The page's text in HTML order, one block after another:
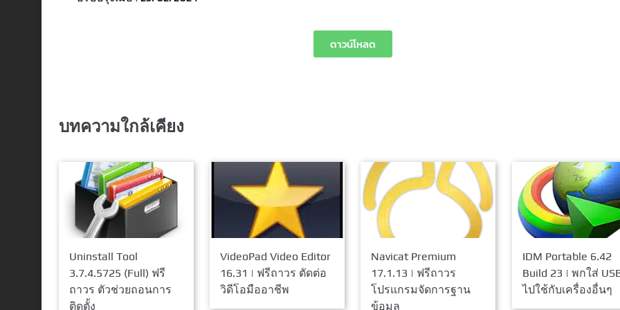
ดาวน์โหลด
บทความใกล้เคียง
Uninstall Tool
3.7.4.5725 (Full) ฟรี
ถาวร ตัวช่วยถอนการ
ติดตั้ง
VideoPad Video Editor
16.31 | ฟรีถาวร ตัดต่อ
วิดีโอมืออาชีพ
Navicat Premium
17.1.13 | ฟรีถาวร
โปรแกรมจัดการฐาน
ข้อมูล
IDM Portable 6.42
Build 23 | พกใส่
ไปใช้กับเครื่องอื่นๆ